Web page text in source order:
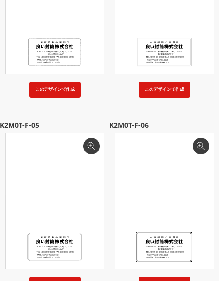
このデザインで作成 このデザインで作成
K2M0T-F-05 K2M0T-F-06